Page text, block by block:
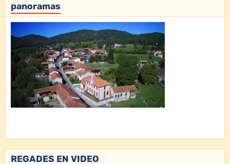
panoramas
REGADES EN VIDEO